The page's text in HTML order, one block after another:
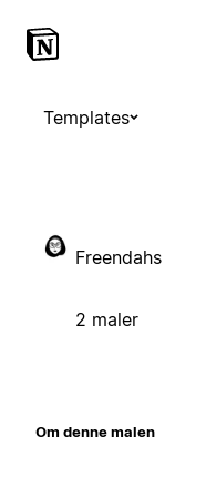
Templates
Freendahs
2 maler
Om denne malen